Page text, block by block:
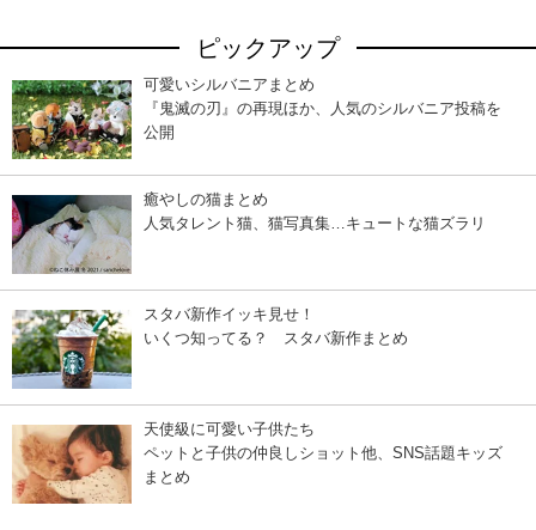
ピックアップ
可愛いシルバニアまとめ
『鬼滅の刃』の再現ほか、人気のシルバニア投稿を
公開
癒やしの猫まとめ
人気タレント猫、猫写真集…キュートな猫ズラリ
スタバ新作イッキ見せ！
いくつ知ってる？ スタバ新作まとめ
天使級に可愛い子供たち
ペットと子供の仲良しショット他、SNS話題キッズ
まとめ